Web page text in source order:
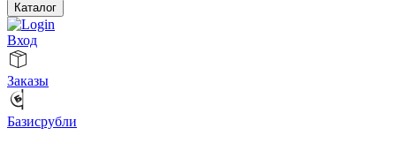
Каталог
Вход
Заказы
Базисрубли